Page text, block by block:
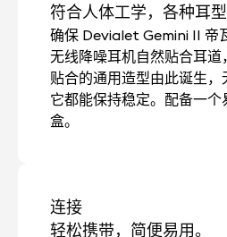
符合人体工学，各种耳型
确保 Devialet Gemini II 帝
无线降噪耳机自然贴合耳
贴合的通用造型由此诞生，
它都能保持稳定。配备一
盒。
连接
轻松携带，简便易用。